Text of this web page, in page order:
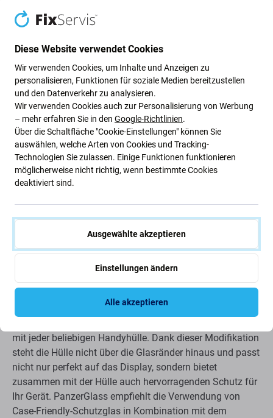
PanzerGlass Edge-to-Edge-Hartglas besteht aus flachem
bis zum Rand ab. Das Hartglas verfügt in der Regel über
mindestens eine präzise Öffnung, die der Position des
Lautsprechers entspricht. Je nach Gerät können
zusätzliche Öffnungen für Sensoren, Tasten und die
Kamera vorhanden sein. Die Form des Glases wird stets
optimiert, um maximalen Schutz bei gleichzeitiger
Beibehaltung von Funktionalität und
Benutzerfreundlichkeit zu gewährleisten. Die Kanten sind
sorgfältig abgerundet, poliert und mit einer oleophoben
Schicht beschichtet, um die taktilen Eigenschaften des
Hüllenfreundlich
PanzerGlass zielt darauf ab, das gesamte Mobilgerät zu
schützen. Deshalb hat PanzerGlass ein Schutzglas mit
dem zusätzlichen Case-Friendly-Effekt entwickelt. Dieses
Glas schützt das gesamte Display Ihres Geräts, bietet
mit jeder beliebigen Handyhülle. Dank dieser Modifikation
steht die Hülle nicht über die Glasränder hinaus und passt
nicht nur perfekt auf das Display, sondern bietet
zusammen mit der Hülle auch hervorragenden Schutz für
Ihr Gerät. PanzerGlass empfiehlt die Verwendung von
Case-Friendly-Schutzglas in Kombination mit dem
Diese Website verwendet Cookies
Wir verwenden Cookies, um Inhalte und Anzeigen zu
personalisieren, Funktionen für soziale Medien bereitzustellen
und den Datenverkehr zu analysieren.
Wir verwenden Cookies auch zur Personalisierung von Werbung
– mehr erfahren Sie in den Google-Richtlinien.
Über die Schaltfläche "Cookie-Einstellungen" können Sie
auswählen, welche Arten von Cookies und Tracking-
Technologien Sie zulassen. Einige Funktionen funktionieren
möglicherweise nicht richtig, wenn bestimmte Cookies
deaktiviert sind.
Ausgewählte akzeptieren
Einstellungen ändern
Alle akzeptieren